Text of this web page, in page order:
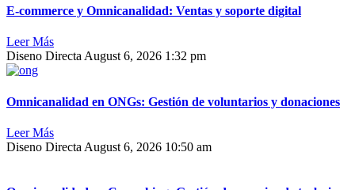
E-commerce y Omnicanalidad: Ventas y soporte digital
Leer Más
Diseno Directa August 6, 2026 1:32 pm
Omnicanalidad en ONGs: Gestión de voluntarios y donaciones
Leer Más
Diseno Directa August 6, 2026 10:50 am